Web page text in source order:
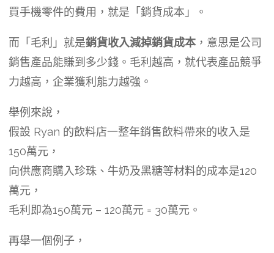
買手機零件的費用，就是「銷貨成本」。
而「毛利」就是銷貨收入減掉銷貨成本，意思是公司
銷售產品能賺到多少錢。毛利越高，就代表產品競爭
力越高，企業獲利能力越強。
舉例來說，
假設 Ryan 的飲料店一整年銷售飲料帶來的收入是
150萬元，
向供應商購入珍珠、牛奶及黑糖等材料的成本是120
萬元，
毛利即為150萬元 – 120萬元 = 30萬元。
再舉一個例子，